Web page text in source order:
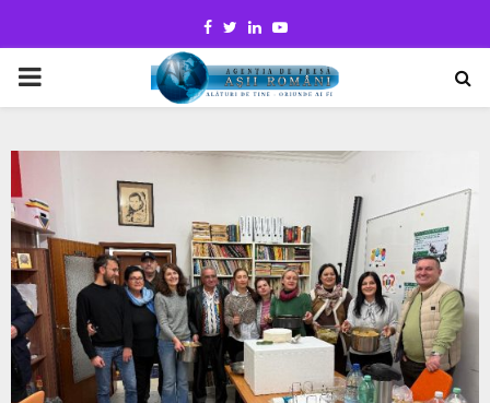
Facebook
TwitterLinkedinYoutube
PRIMARY